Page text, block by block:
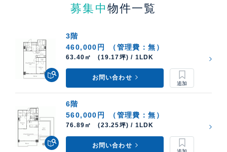
募集中 物件一覧
3階
460,000円
（管理費：無）
63.40㎡ (19.17坪) / 1LDK
お問い合わせ
6階
560,000円
（管理費：無）
76.89㎡ (23.25坪) / 1LDK
お問い合わせ